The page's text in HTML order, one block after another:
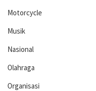
Motorcycle
Musik
Nasional
Olahraga
Organisasi